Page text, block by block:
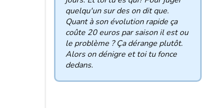
quelqu'un sur des on dit que.
Quant à son évolution rapide ça
coûte 20 euros par saison il est ou
le problème ? Ça dérange plutôt.
Alors on dénigre et toi tu fonce
dedans.